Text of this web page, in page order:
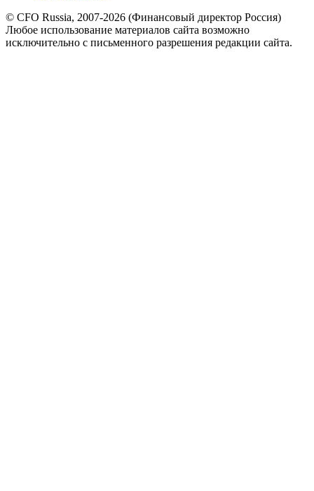
© CFO Russia, 2007-2026 (Финансовый директор Россия)
Любое использование материалов сайта возможно
исключительно с письменного разрешения редакции сайта.